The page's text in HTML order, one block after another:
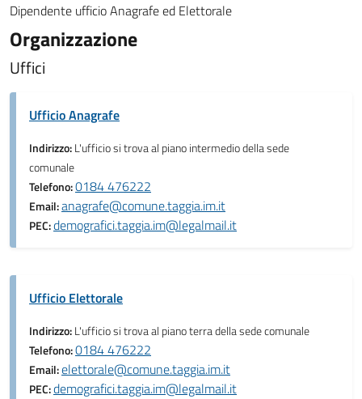
Dipendente ufficio Anagrafe ed Elettorale
Organizzazione
Uffici
Ufficio Anagrafe
Indirizzo:L'ufficio si trova al piano intermedio della sede
comunale
Telefono:0184 476222
Email:anagrafe@comune.taggia.im.it
PEC:demografici.taggia.im@legalmail.it
Ufficio Elettorale
Indirizzo:L'ufficio si trova al piano terra della sede comunale
Telefono:0184 476222
Email:elettorale@comune.taggia.im.it
PEC:demografici.taggia.im@legalmail.it